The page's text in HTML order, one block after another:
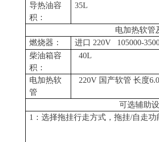
导热油容
积：
35L
电加热软管
燃烧器：
进口 220V 105000-
柴油箱容
积：
40L
电加热软
管
220V 国产软管 长度
可选辅助
1 ：选择拖挂行走方式，拖挂/自走功